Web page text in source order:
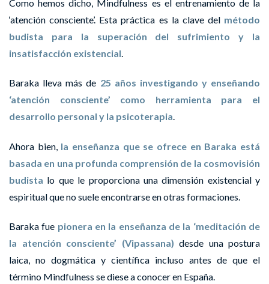
Como hemos dicho, Mindfulness es el entrenamiento de la
‘atención consciente’. Esta práctica es la clave del método
budista para la superación del sufrimiento y la
insatisfacción existencial.
Baraka lleva más de 25 años investigando y enseñando
‘atención consciente’ como herramienta para el
desarrollo personal y la psicoterapia.
Ahora bien, la enseñanza que se ofrece en Baraka está
basada en una profunda comprensión de la cosmovisión
budista lo que le proporciona una dimensión existencial y
espiritual que no suele encontrarse en otras formaciones.
Baraka fue pionera en la enseñanza de la ‘meditación de
la atención consciente’ (Vipassana) desde una postura
laica, no dogmática y científica incluso antes de que el
término Mindfulness se diese a conocer en España.